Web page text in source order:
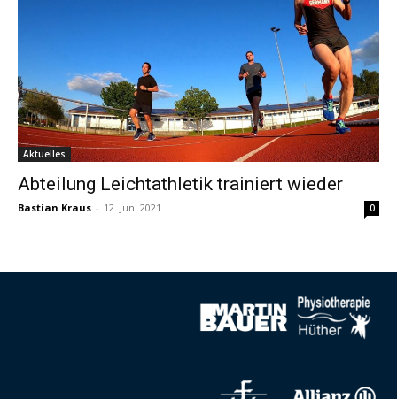
Aktuelles
Abteilung Leichtathletik trainiert wieder
Bastian Kraus - 12. Juni 2021 0